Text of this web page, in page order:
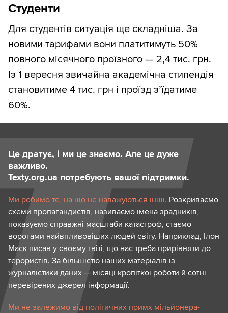
Студенти
Для студентів ситуація ще складніша. За
новими тарифами вони платитимуть 50%
повного місячного проїзного — 2,4 тис. грн.
Із 1 вересня звичайна академічна стипендія
становитиме 4 тис. грн і проїзд з’їдатиме
60%.
Це дратує, і ми це знаємо. Але це дуже
важливо.
Texty.org.ua потребують вашої підтримки.
Ми робимо те, на що не наважуються інші. Розкриваємо
схеми пропагандистів, називаємо імена зрадників,
показуємо справжні масштаби катастроф, стаємо
ворогами найвпливовіших людей світу. Наприклад, Ілон
Маск писав у своєму твіті, що нас треба прирівняти до
терористів. За більшістю наших матеріалів із
журналістики даних — місяці кропіткої роботи й сотні
перевірених джерел інформації.
Ми не залежимо від політичних примх мільйонера-